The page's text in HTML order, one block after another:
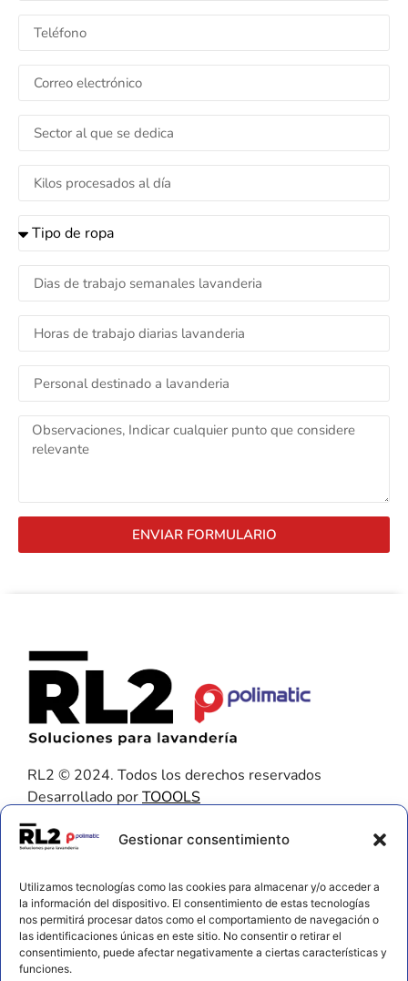
Gestionar consentimiento
Utilizamos tecnologías como las cookies para almacenar y/o acceder a
la información del dispositivo. El consentimiento de estas tecnologías
nos permitirá procesar datos como el comportamiento de navegación o
las identificaciones únicas en este sitio. No consentir o retirar el
consentimiento, puede afectar negativamente a ciertas características y
funciones.
ENVIAR FORMULARIO
RL2 © 2024. Todos los derechos reservados
Desarrollado porTOOOLS
Contacto
672 202 722
info@rl2.eu
Información